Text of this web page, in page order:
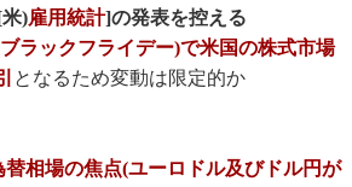
)雇用統計]の発表を控える
ラックフライデー)で米国の株式市場
となるため変動は限定的か
替相場の焦点(ユーロドル及びドル円が